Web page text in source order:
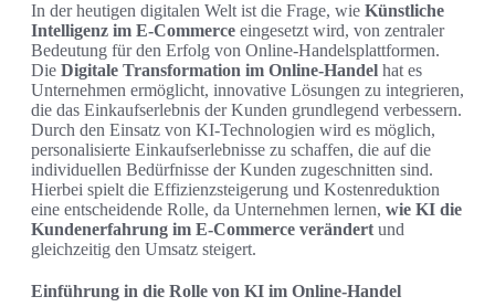
In der heutigen digitalen Welt ist die Frage, wie Künstliche
Intelligenz im E-Commerce eingesetzt wird, von zentraler
Bedeutung für den Erfolg von Online-Handelsplattformen.
Die Digitale Transformation im Online-Handel hat es
Unternehmen ermöglicht, innovative Lösungen zu integrieren,
die das Einkaufserlebnis der Kunden grundlegend verbessern.
Durch den Einsatz von KI-Technologien wird es möglich,
personalisierte Einkaufserlebnisse zu schaffen, die auf die
individuellen Bedürfnisse der Kunden zugeschnitten sind.
Hierbei spielt die Effizienzsteigerung und Kostenreduktion
eine entscheidende Rolle, da Unternehmen lernen, wie KI die
Kundenerfahrung im E-Commerce verändert und
gleichzeitig den Umsatz steigert.
Einführung in die Rolle von KI im Online-Handel